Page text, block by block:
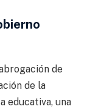
de
de la
educativa, una